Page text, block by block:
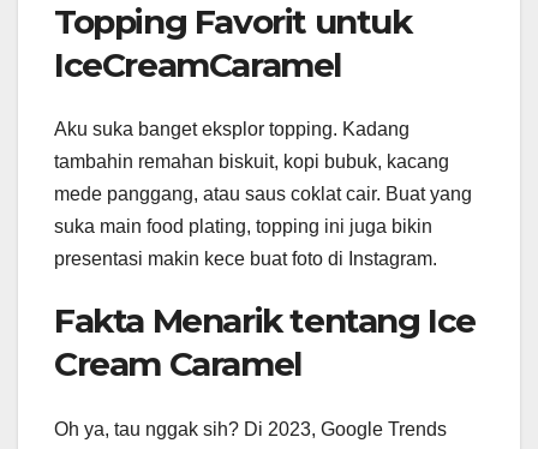
Topping Favorit untuk
IceCreamCaramel
Aku suka banget eksplor topping. Kadang
tambahin remahan biskuit, kopi bubuk, kacang
mede panggang, atau saus coklat cair. Buat yang
suka main food plating, topping ini juga bikin
presentasi makin kece buat foto di Instagram.
Fakta Menarik tentang Ice
Cream Caramel
Oh ya, tau nggak sih? Di 2023, Google Trends